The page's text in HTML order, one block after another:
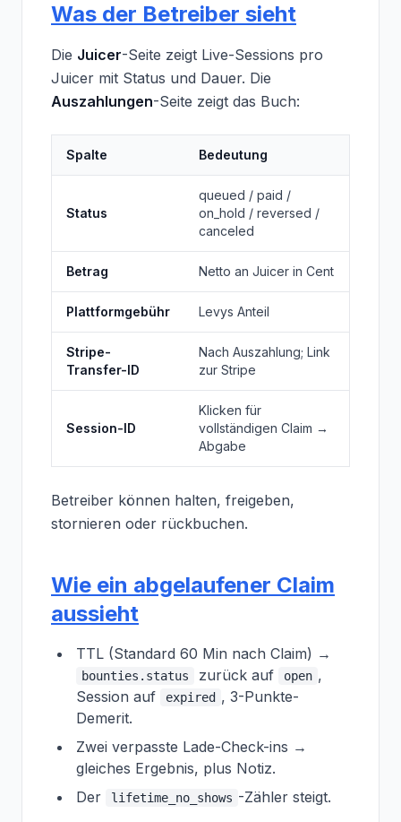
Was der Betreiber sieht
Die Juicer-Seite zeigt Live-Sessions pro
Juicer mit Status und Dauer. Die
Auszahlungen-Seite zeigt das Buch:
Spalte Bedeutung
Status
queued / paid /
on_hold / reversed /
canceled
Betrag Netto an Juicer in Cent
Plattformgebühr Levys Anteil
Stripe-
Transfer-ID
Nach Auszahlung; Link
zur Stripe
Session-ID
Klicken für
vollständigen Claim →
Abgabe
Betreiber können halten, freigeben,
stornieren oder rückbuchen.
Wie ein abgelaufener Claim
aussieht
TTL (Standard 60 Min nach Claim) →
bounties.status zurück auf open ,
Session auf
expired , 3-Punkte-
Demerit.
Zwei verpasste Lade-Check-ins →
gleiches Ergebnis, plus Notiz.
Der
lifetime_no_shows -Zähler steigt.